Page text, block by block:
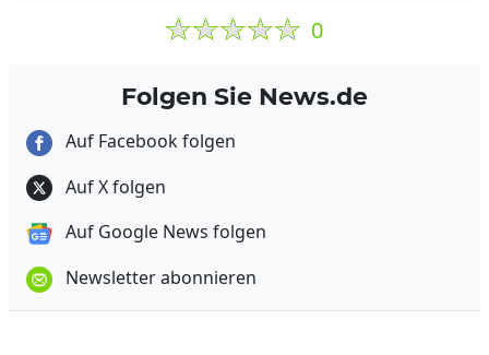
0
Folgen Sie News.de
Auf Facebook folgen
Auf X folgen
Auf Google News folgen
Newsletter abonnieren